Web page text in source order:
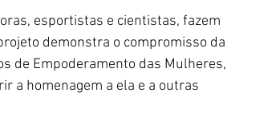
esportistas e cientistas, fazem
demonstra o compromisso da
de Empoderamento das Mulheres,
a homenagem a ela e a outras